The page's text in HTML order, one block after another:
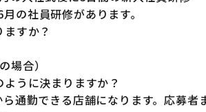
の社員研修があります。
すか？
場合）
うに決まりますか？
通勤できる店舗になります。応募